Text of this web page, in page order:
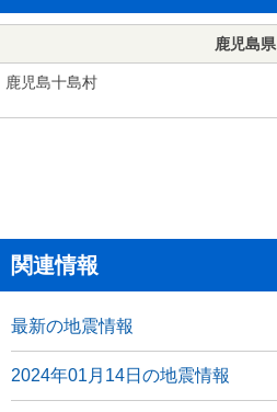
鹿児島県
鹿児島十島村
関連情報
最新の地震情報
2024年01月14日の地震情報